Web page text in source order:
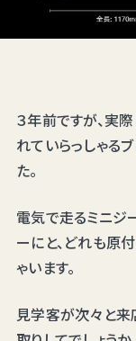
３年前ですが、実
れていらっしゃる
た。
電気で走るミニジ
ーにと、どれも原
ゃいます。
見学客が次々と来